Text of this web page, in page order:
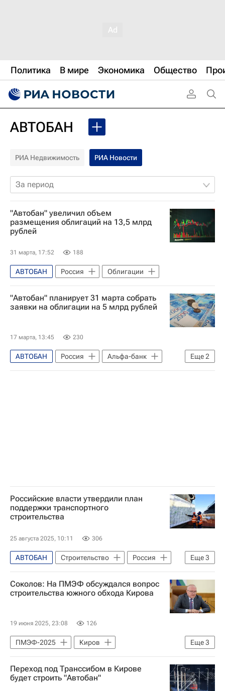
Политика В мире Экономика Общество
АВТОБАН
РИА Недвижимость РИА Новости
За период
"Автобан" увеличил объем
размещения облигаций на 13,5 млрд
рублей
31 марта, 17:52 188
АВТОБАН Россия Облигации
"Автобан" планирует 31 марта собрать
заявки на облигации на 5 млрд рублей
17 марта, 13:45 230
Еще2
АВТОБАН Россия
Альфа-банк
Газпромбанк
Облигации
Российские власти утвердили план
поддержки транспортного
строительства
25 августа 2025, 10:11 306
Еще3
АВТОБАН Строительство
Россия
Марат Хуснуллин
Трансстроймеханизация
Транспорт
Соколов: На ПМЭФ обсуждался вопрос
строительства южного обхода Кирова
19 июня 2025, 23:08 126
Еще3
ПМЭФ-2025
Киров
Кировская область
Александр Соколов
Россия
Переход под Транссибом в Кирове
будет строить "Автобан"